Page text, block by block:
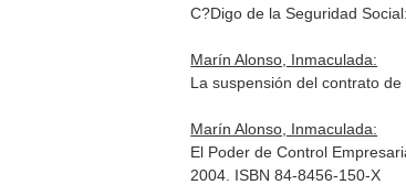
C?Digo de la Seguridad
Marín Alonso, Inmaculada:
La suspensión del contrato
Marín Alonso, Inmaculada:
El Poder de Control
2004. ISBN 84-8456-150-X